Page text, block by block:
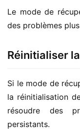
Le mode de
des problèmes
Réinitialiser
Si le mode de
la réinitialisation
résoudre des
persistants.